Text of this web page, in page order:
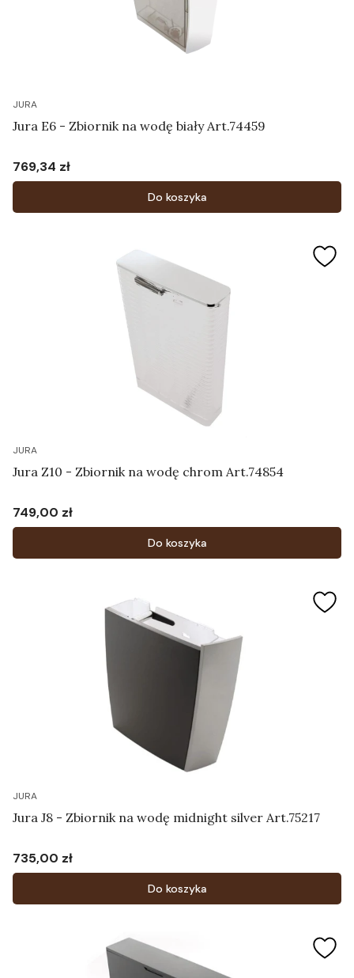
JURA
Jura E6 - Zbiornik na wodę biały Art.74459
Cena
769,34 zł
Do koszyka
JURA
Jura Z10 - Zbiornik na wodę chrom Art.74854
Cena
749,00 zł
Do koszyka
JURA
Jura J8 - Zbiornik na wodę midnight silver Art.75217
Cena
735,00 zł
Do koszyka